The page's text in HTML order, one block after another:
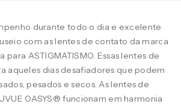
durante todo o dia e excelente
com as lentes de contato da marca
para ASTIGMATISMO. Essas lentes de
aqueles dias desafiadores que podem
pesados e secos. As lentes de
OASYS® funcionam em harmonia